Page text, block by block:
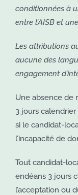
conditionnées à
entre l’AISB et
Les attributions
aucune des
engagement
Une absence de
3 jours
si le candidat-
l’incapacité de
Tout candidat-
endéans 3 jours
l’acceptation ou